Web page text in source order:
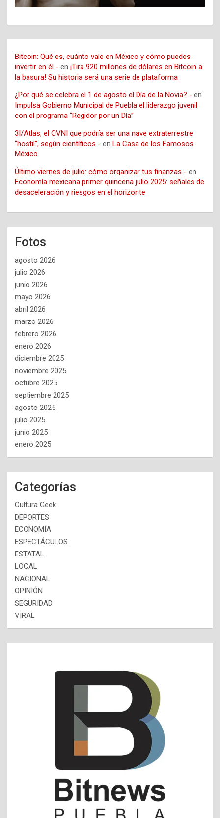
Bitcoin: Qué es, cuánto vale en México y cómo puedes
invertir en él - en ¡Tira 920 millones de dólares en Bitcoin a
la basura! Su historia será una serie de plataforma
¿Por qué se celebra el 1 de agosto el Día de la Novia? - en
Impulsa Gobierno Municipal de Puebla el liderazgo juvenil
con el programa “Regidor por un Día”
3I/Atlas, el OVNI que podría ser una nave extraterrestre
“hostil”, según científicos - en La Casa de los Famosos
México
Último viernes de julio: cómo organizar tus finanzas - en
Economía mexicana primer quincena julio 2025: señales de
desaceleración y riesgos en el horizonte
Fotos
agosto 2026
julio 2026
junio 2026
mayo 2026
abril 2026
marzo 2026
febrero 2026
enero 2026
diciembre 2025
noviembre 2025
octubre 2025
septiembre 2025
agosto 2025
julio 2025
junio 2025
enero 2025
Categorías
Cultura Geek
DEPORTES
ECONOMÍA
ESPECTÁCULOS
ESTATAL
LOCAL
NACIONAL
OPINIÓN
SEGURIDAD
VIRAL